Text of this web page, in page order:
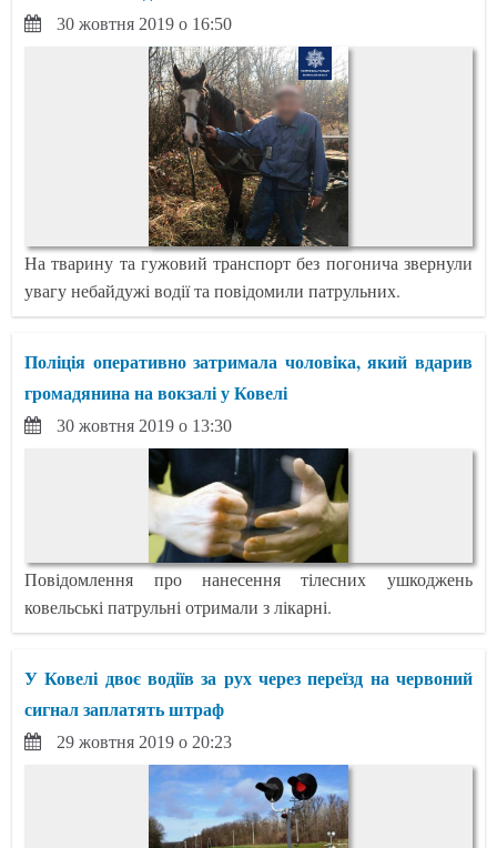
30 жовтня 2019 о 16:50
На тварину та гужовий транспорт без погонича звернули
увагу небайдужі водії та повідомили патрульних.
Поліція оперативно затримала чоловіка, який вдарив
громадянина на вокзалі у Ковелі
30 жовтня 2019 о 13:30
Повідомлення про нанесення тілесних ушкоджень
ковельські патрульні отримали з лікарні.
У Ковелі двоє водіїв за рух через переїзд на червоний
сигнал заплатять штраф
29 жовтня 2019 о 20:23